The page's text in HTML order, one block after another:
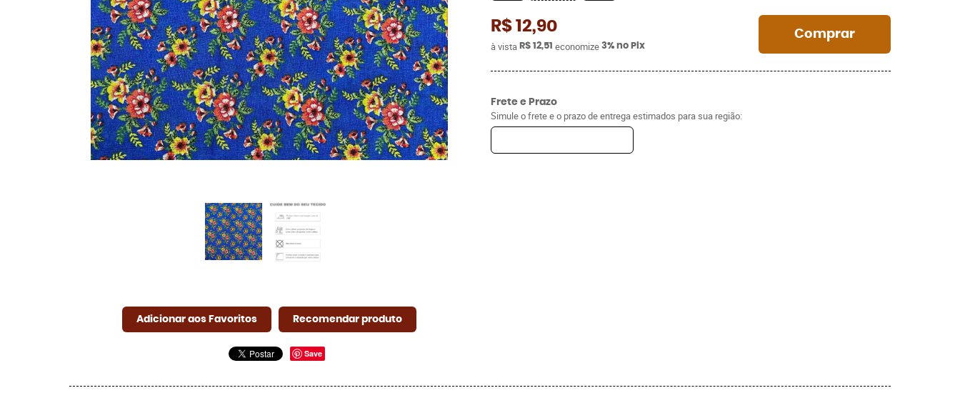
Adicionar aos Favoritos Recomendar produto
Save
R$ 12,90
à vista R$ 12,51 economize 3% no Pix
Comprar
Frete e Prazo
Simule o frete e o prazo de entrega estimados para sua região: